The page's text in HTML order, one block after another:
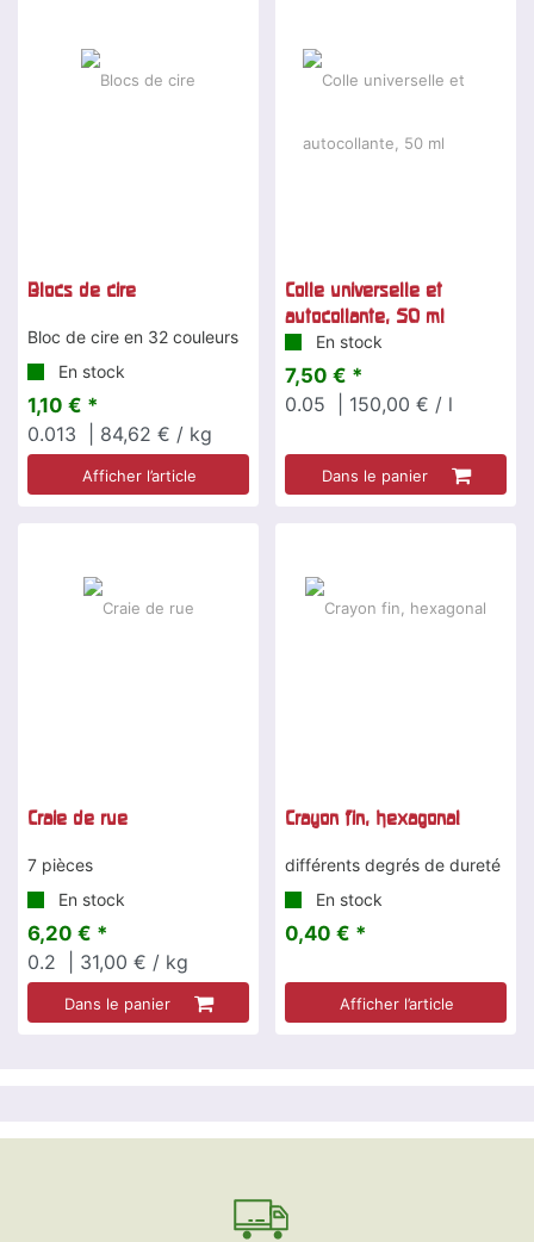
Blocs de cire
Bloc de cire en 32 couleurs
En stock
1,10 € *
0.013
| 84,62 € / kg
Afficher l’article
Colle universelle et
autocollante, 50 ml
En stock
7,50 € *
0.05
| 150,00 € / l
Dans le panier
Craie de rue
7 pièces
En stock
6,20 € *
0.2
| 31,00 € / kg
Dans le panier
Crayon fin, hexagonal
différents degrés de dureté
En stock
0,40 € *
Afficher l’article